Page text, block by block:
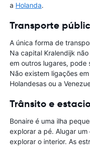
a Holanda.
Transporte
A única forma de
Na capital Kralendijk
em outros lugares, pode
Não existem ligações
Holandesas ou a
Trânsito e
Bonaire é uma ilha
explorar a pé. Alugar
explorar o interior. As